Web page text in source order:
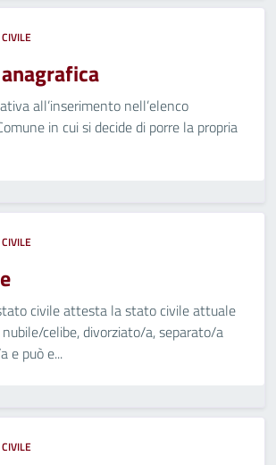
all’inserimento nell’elenco
in cui si decide di porre la propria
civile attesta la stato civile attuale
celibe, divorziato/a, separato/a
e può e...